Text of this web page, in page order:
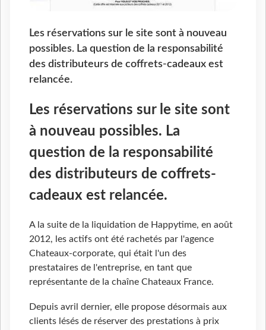
Les réservations sur le site sont à nouveau
possibles. La question de la responsabilité
des distributeurs de coffrets-cadeaux est
relancée.
Les réservations sur le site sont
à nouveau possibles. La
question de la responsabilité
des distributeurs de coffrets-
cadeaux est relancée.
A la suite de la liquidation de Happytime, en août
2012, les actifs ont été rachetés par l'agence
Chateaux-corporate, qui était l'un des
prestataires de l'entreprise, en tant que
représentante de la chaîne Chateaux France.
Depuis avril dernier, elle propose désormais aux
clients lésés de réserver des prestations à prix